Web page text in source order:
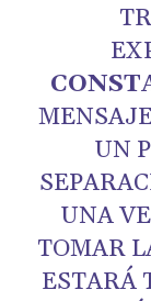
UN
UNA
TOMAR
ESTARÁ